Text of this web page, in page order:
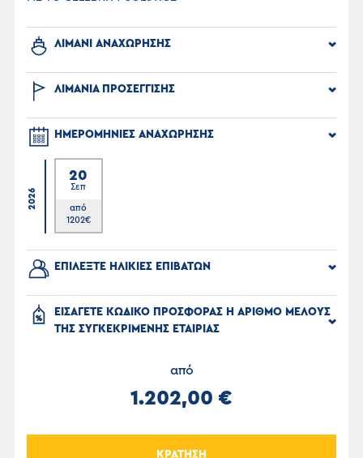
ΛΙΜΑΝΙ ΑΝΑΧΩΡΗΣΗΣ
ΛΙΜΑΝΙΑ ΠΡΟΣΕΓΓΙΣΗΣ
ΗΜΕΡΟΜΗΝΙΕΣ ΑΝΑΧΩΡΗΣΗΣ
2026
20
Σεπ
από
1202€
ΕΠΙΛΕΞΤΕ ΗΛΙΚΙΕΣ ΕΠΙΒΑΤΩΝ
ΕΙΣΑΓΕΤΕ ΚΩΔΙΚΟ ΠΡΟΣΦΟΡΑΣ Η ΑΡΙΘΜΟ ΜΕΛΟΥΣ
ΤΗΣ ΣΥΓΚΕΚΡΙΜΕΝΗΣ ΕΤΑΙΡΙΑΣ
από
1.202,00 €
ΚΡΑΤΗΣΗ